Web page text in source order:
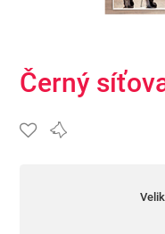
Černý